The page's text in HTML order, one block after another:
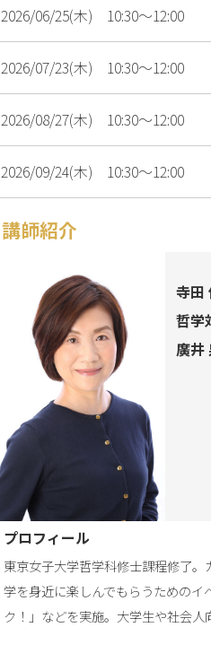
2026/06/25(木) 10:30～12:00
2026/07/23(木) 10:30～12:00
2026/08/27(木) 10:30～12:00
2026/09/24(木) 10:30～12:00
講師紹介
寺田
哲学
廣井
プロフィール
東京女子大学哲学科修士課程修了
学を身近に楽しんでもらうための
ク！」などを実施。大学生や社会